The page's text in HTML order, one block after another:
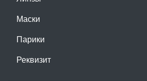
Маски
Парики
Реквизит